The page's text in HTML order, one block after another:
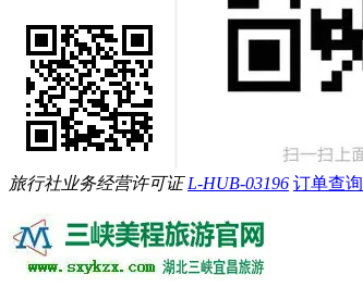
旅行社业务经营许可证L-HUB-03196 订单查询